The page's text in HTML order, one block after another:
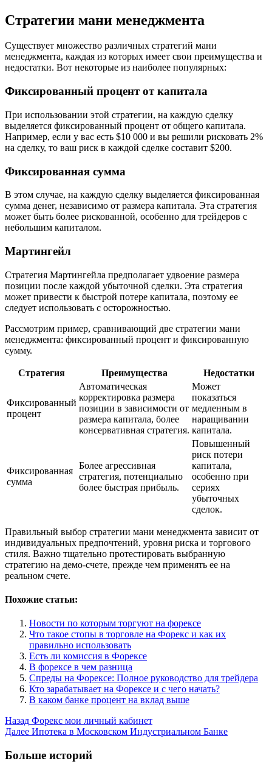
Стратегии мани менеджмента
Существует множество различных стратегий мани
менеджмента, каждая из которых имеет свои преимущества и
недостатки. Вот некоторые из наиболее популярных:
Фиксированный процент от капитала
При использовании этой стратегии, на каждую сделку
выделяется фиксированный процент от общего капитала.
Например, если у вас есть $10 000 и вы решили рисковать 2%
на сделку, то ваш риск в каждой сделке составит $200.
Фиксированная сумма
В этом случае, на каждую сделку выделяется фиксированная
сумма денег, независимо от размера капитала. Эта стратегия
может быть более рискованной, особенно для трейдеров с
небольшим капиталом.
Мартингейл
Стратегия Мартингейла предполагает удвоение размера
позиции после каждой убыточной сделки. Эта стратегия
может привести к быстрой потере капитала, поэтому ее
следует использовать с осторожностью.
Рассмотрим пример, сравнивающий две стратегии мани
менеджмента: фиксированный процент и фиксированную
сумму.
Стратегия Преимущества Недостатки
Фиксированный
процент
Автоматическая
корректировка размера
позиции в зависимости от
размера капитала, более
консервативная стратегия.
Может
показаться
медленным в
наращивании
капитала.
Фиксированная
сумма
Более агрессивная
стратегия, потенциально
более быстрая прибыль.
Повышенный
риск потери
капитала,
особенно при
сериях
убыточных
сделок.
Правильный выбор стратегии мани менеджмента зависит от
индивидуальных предпочтений, уровня риска и торгового
стиля. Важно тщательно протестировать выбранную
стратегию на демо-счете, прежде чем применять ее на
реальном счете.
Похожие статьи:
Новости по которым торгуют на форексе
Что такое стопы в торговле на Форекс и как их
правильно использовать
Есть ли комиссия в Форексе
В форексе в чем разница
Спреды на Форексе: Полное руководство для трейдера
Кто зарабатывает на Форексе и с чего начать?
В каком банке процент на вклад выше
Post
Navigation
Назад Форекс мои личный кабинет
Далее Ипотека в Московском Индустриальном Банке
Больше историй